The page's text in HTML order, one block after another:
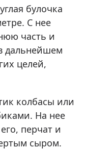
булочка
С нее
часть и
дальнейшем
целей,
колбасы или
На нее
перчат и
сыром.